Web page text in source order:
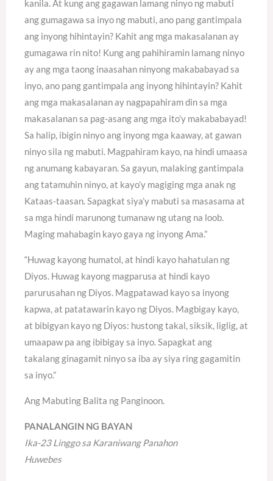
kanila. At kung ang gagawan lamang ninyo ng mabuti
ang gumagawa sa inyo ng mabuti, ano pang gantimpala
ang inyong hihintayin? Kahit ang mga makasalanan ay
gumagawa rin nito! Kung ang pahihiramin lamang ninyo
ay ang mga taong inaasahan ninyong makababayad sa
inyo, ano pang gantimpala ang inyong hihintayin? Kahit
ang mga makasalanan ay nagpapahiram din sa mga
makasalanan sa pag-asang ang mga ito’y makababayad!
Sa halip, ibigin ninyo ang inyong mga kaaway, at gawan
ninyo sila ng mabuti. Magpahiram kayo, na hindi umaasa
ng anumang kabayaran. Sa gayun, malaking gantimpala
ang tatamuhin ninyo, at kayo’y magiging mga anak ng
Kataas-taasan. Sapagkat siya’y mabuti sa masasama at
sa mga hindi marunong tumanaw ng utang na loob.
Maging mahabagin kayo gaya ng inyong Ama.”
“Huwag kayong humatol, at hindi kayo hahatulan ng
Diyos. Huwag kayong magparusa at hindi kayo
parurusahan ng Diyos. Magpatawad kayo sa inyong
kapwa, at patatawarin kayo ng Diyos. Magbigay kayo,
at bibigyan kayo ng Diyos: hustong takal, siksik, liglig, at
umaapaw pa ang ibibigay sa inyo. Sapagkat ang
takalang ginagamit ninyo sa iba ay siya ring gagamitin
sa inyo.”
Ang Mabuting Balita ng Panginoon.
PANALANGIN NG BAYAN
Ika-23 Linggo sa Karaniwang Panahon
Huwebes